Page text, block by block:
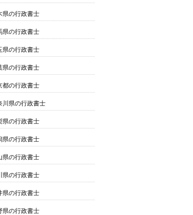
県の行政書士
県の行政書士
県の行政書士
県の行政書士
都の行政書士
川県の行政書士
県の行政書士
県の行政書士
県の行政書士
県の行政書士
県の行政書士
県の行政書士